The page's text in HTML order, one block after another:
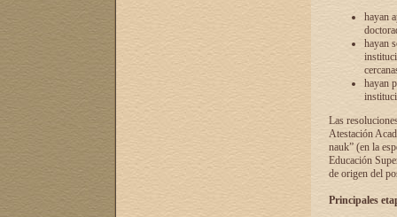
hayan
hayan
hayan
Las
Atestación
nauk” (en la
Educación
de origen del
Principales